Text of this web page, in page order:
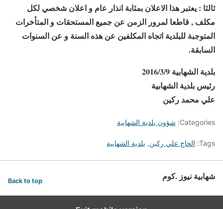
ثالثا : يعتبر هذا الاعلان بمثابة انذار عام و اعلان شخصي لكل
مكلف , قاطعا لمرور الزمن عن جميع المستحقات و المتأخرات
المتوجبة للبلدية اتجاه المكلفين عن هذه السنة و عن السنوات
السابقة.
بلدية الشهابية 2016/3/9
رئيس بلدية الشهابية
علي محمد ركين
Categories: شؤون بلدية الشهابية
Tags: الحاج علي ركين, بلدية الشهابية
شهابية نيوز .كوم Back to top